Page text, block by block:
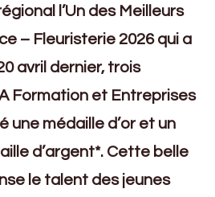
l’Un des Meilleurs
– Fleuristerie 2026 qui a
avril dernier, trois
Formation et Entreprises
une médaille d’or et un
d’argent*. Cette belle
le talent des jeunes